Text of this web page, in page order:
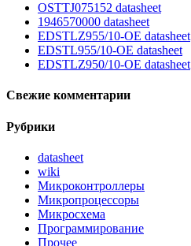
OSTTJ075152 datasheet
1946570000 datasheet
EDSTLZ955/10-OE datasheet
EDSTL955/10-OE datasheet
EDSTLZ950/10-OE datasheet
Свежие комментарии
Рубрики
datasheet
wiki
Микроконтроллеры
Микропроцессоры
Микросхема
Программирование
Прочее